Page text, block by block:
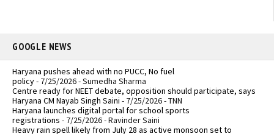
GOOGLE NEWS
Haryana pushes ahead with no PUCC, No fuel
policy- 7/25/2026- Sumedha Sharma
Centre ready for NEET debate, opposition should participate, says
Haryana CM Nayab Singh Saini - 7/25/2026- TNN
Haryana launches digital portal for school sports
registrations - 7/25/2026- Ravinder Saini
Heavy rain spell likely from July 28 as active monsoon set to